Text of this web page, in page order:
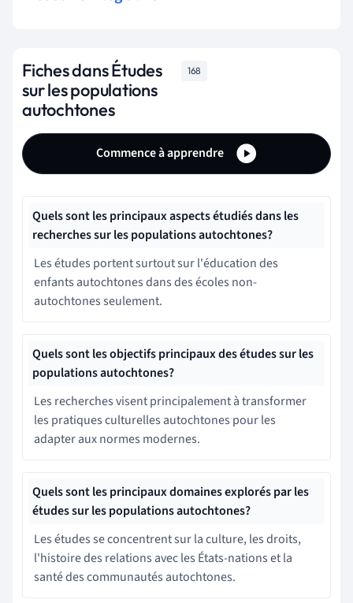
Fiches dans Études
sur les populations
autochtones
168
Commence à apprendre
Quels sont les principaux aspects étudiés dans les
recherches sur les populations autochtones?
Les études portent surtout sur l'éducation des
enfants autochtones dans des écoles non-
autochtones seulement.
Quels sont les objectifs principaux des études sur les
populations autochtones?
Les recherches visent principalement à transformer
les pratiques culturelles autochtones pour les
adapter aux normes modernes.
Quels sont les principaux domaines explorés par les
études sur les populations autochtones?
Les études se concentrent sur la culture, les droits,
l'histoire des relations avec les États-nations et la
santé des communautés autochtones.